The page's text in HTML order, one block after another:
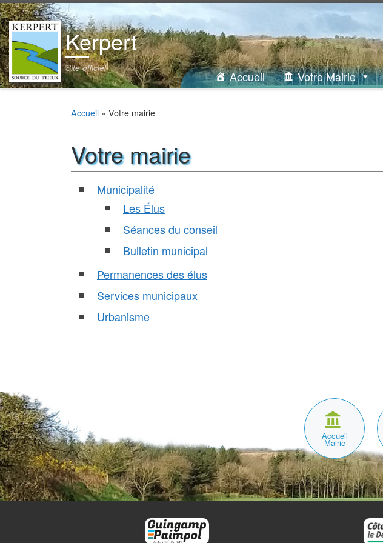
Passer au contenu
Kerpert
Site officiel
Accueil Votre Mairie
Accueil » Votre mairie
Votre mairie
Municipalité
Les Élus
Séances du conseil
Bulletin municipal
Permanences des élus
Services municipaux
Urbanisme
Accueil
Mairie